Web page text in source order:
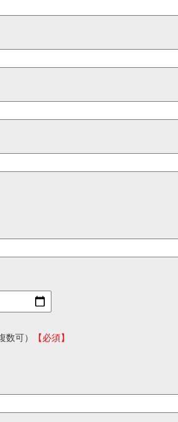
可）
【必須】